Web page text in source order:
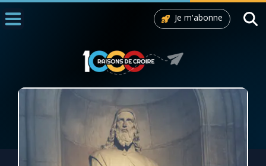
1000 Raisons de Croire
L'actualité de la semaine
Je m'abonne